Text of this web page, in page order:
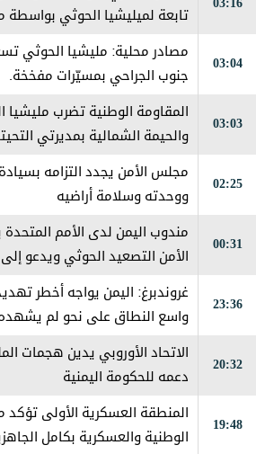
تابعة لميليشيا الحوثي
03:04
مصادر محلية: مليشيا الحوثي
جنوب الجراحي بمسيّرات مفخخة.
03:03
المقاومة الوطنية تضرب مليشيا
والحيمة الشمالية بمديرتي
02:25
مجلس الأمن يجدد التزامه
ووحدته وسلامة أراضيه
00:31
مندوب اليمن لدى الأمم
الأمن التصعيد الحوثي ويدعو
23:36
غروندبرغ: اليمن يواجه أخطر
واسع النطاق على نحو لم يشهده
20:32
الاتحاد الأوروبي يدين هجمات
دعمه للحكومة اليمنية
19:48
المنطقة العسكرية الأولى تؤكد
الوطنية والعسكرية بكامل